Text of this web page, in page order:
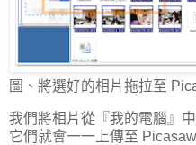
圖、將選好的相片拖拉至
我們將相片從『我的電腦』
它們就會一一上傳至